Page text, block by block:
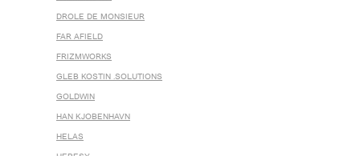
DROLE DE MONSIEUR
FAR AFIELD
FRIZMWORKS
GLEB KOSTIN .SOLUTIONS
GOLDWIN
HAN KJOBENHAVN
HELAS